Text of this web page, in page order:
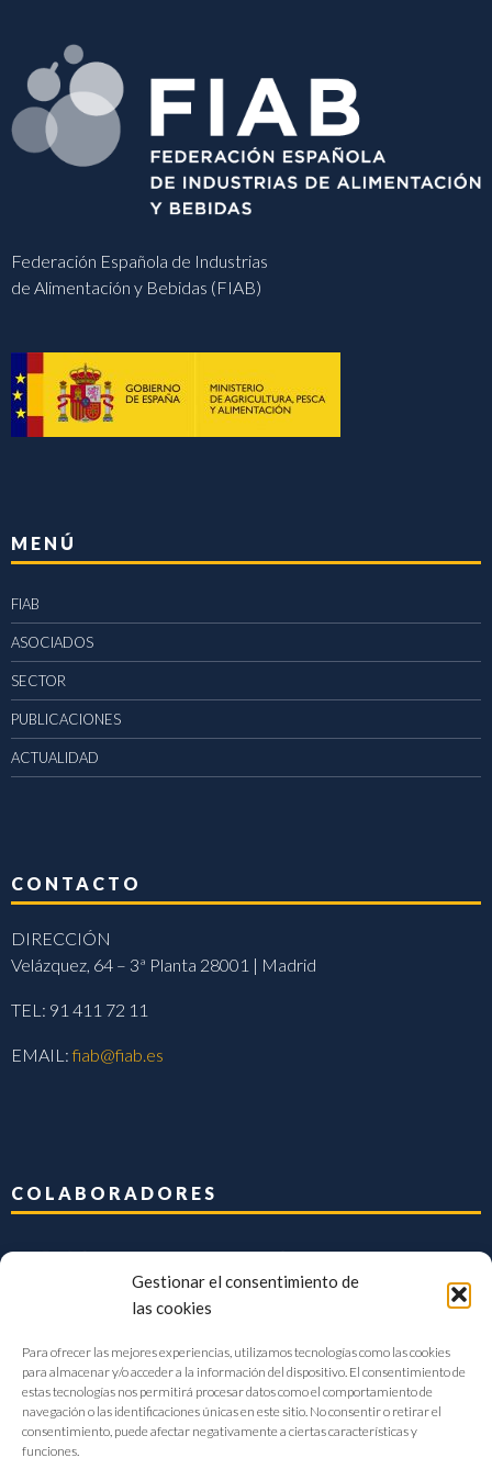
Gestionar el consentimiento de
las cookies
Para ofrecer las mejores experiencias, utilizamos tecnologías como las cookies
para almacenar y/o acceder a la información del dispositivo. El consentimiento de
estas tecnologías nos permitirá procesar datos como el comportamiento de
navegación o las identificaciones únicas en este sitio. No consentir o retirar el
consentimiento, puede afectar negativamente a ciertas características y
funciones.
Federación Española de Industrias
de Alimentación y Bebidas (FIAB)
MENÚ
FIAB
ASOCIADOS
SECTOR
PUBLICACIONES
ACTUALIDAD
CONTACTO
DIRECCIÓN
Velázquez, 64 – 3ª Planta 28001 | Madrid
TEL: 91 411 72 11
EMAIL:fiab@fiab.es
COLABORADORES